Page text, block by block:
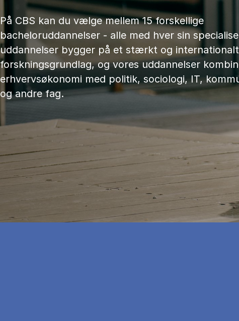
På CBS kan du vælge mellem 15 forskellige
bacheloruddannelser - alle med hver sin
uddannelser bygger på et stærkt og internationalt
forskningsgrundlag, og vores uddannelser
erhvervsøkonomi med politik, sociologi, IT,
og andre fag.